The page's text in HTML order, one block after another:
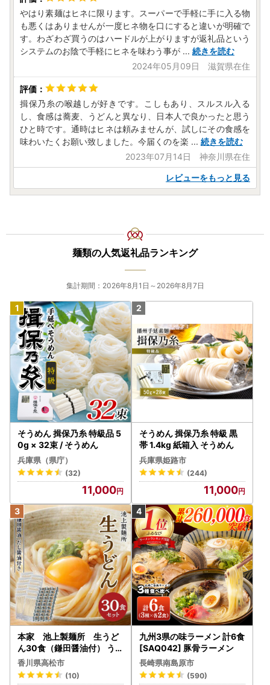
やはり素麺はヒネに限ります。スーパーで手軽に手に入る物
も悪くはありませんが一度ヒネ物を口にすると違いが明確で
す。わざわざ買うのはハードルが上がりますが返礼品という
システムのお陰で手軽にヒネを味わう事が ... 続きを読む
2024年05月09日 滋賀県在住
揖保乃糸の喉越しが好きです。こしもあり、スルスル入る
し、食感は蕎麦、うどんと異なり、日本人で良かったと思う
ひと時です。通時はヒネは頼みませんが、試しにその食感を
味わいたくお願い致しました。今届くのを楽 ... 続きを読む
2023年07月14日 神奈川県在住
レビューをもっと見る
麺類の人気返礼品ランキング
集計期間：2026年8月1日～2026年8月7日
そうめん 揖保乃糸 特級品 5
0g × 32束 / そうめん
兵庫県（県庁）
(32)
11,000
そうめん 揖保乃糸 特級 黒
帯 1.4kg 紙箱入 そうめん
兵庫県姫路市
(244)
11,000
本家 池上製麺所 生うど
ん30食（鎌田醤油付） うど
ん
香川県高松市
(10)
九州3県の味ラーメン 計6食
[SAQ042] 豚骨ラーメン
長崎県南島原市
(590)